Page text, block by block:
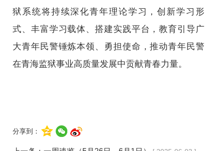
狱系统将持续深化青年理论学习，创新学习形
式、丰富学习载体、搭建实践平台，教育引导广
大青年民警锤炼本领、勇担使命，推动青年民警
在青海监狱事业高质量发展中贡献青春力量。
分享到：